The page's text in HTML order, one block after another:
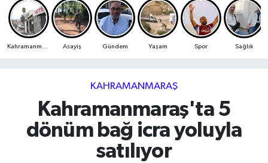
Asayiş Gündem Yaşam Spor Sağlık
KAHRAMANMARAŞ
Kahramanmaraş'ta 5
dönüm bağ icra yoluyla
satılıyor
Bilim ve Teknoloji
Çevre
Ekonomi
Kahramanmaraş Namaz Vakitleri
Kahramanmaraş Trafik Yoğunluk Haritası
Süper Lig Puan Durumu ve Fikstür
Tüm Manşetler
Son Dakika Haberleri